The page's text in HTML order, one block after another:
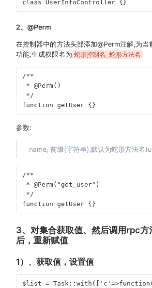
class UserInfoController {}
2、@Perm
在控制器中的方法头部添加@Perm注解,为当
功能,生成权限名为 蛇形控制名_蛇形方法名
/**
* @Perm()
*/
function getUser {}
参数:
name, 前缀(字符串),默认为蛇形方法名
/**
* @Perm("get_user")
*/
function getUser {}
3、对集合获取值、然后调用rpc方
后，重新赋值
1）、获取值，设置值
$list =